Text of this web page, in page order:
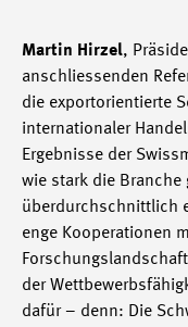
Martin Hirzel,
anschliessenden
die exportorientierte
internationaler
Ergebnisse der
wie stark die
überdurchschnittlich
enge Kooperationen
der
dafür – denn: Die